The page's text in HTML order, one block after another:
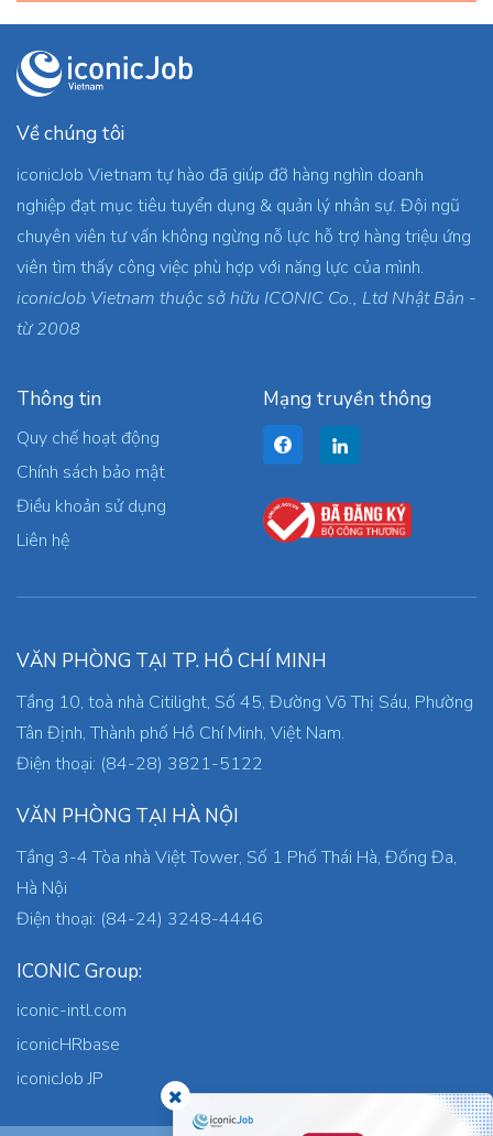
Về chúng tôi
iconicJob Vietnam tự hào đã giúp đỡ hàng nghìn doanh
nghiệp đạt mục tiêu tuyển dụng & quản lý nhân sự. Đội ngũ
chuyên viên tư vấn không ngừng nỗ lực hỗ trợ hàng triệu ứng
viên tìm thấy công việc phù hợp với năng lực của mình.
iconicJob Vietnam thuộc sở hữu ICONIC Co., Ltd Nhật Bản -
từ 2008
Thông tin
Quy chế hoạt động
Chính sách bảo mật
Điều khoản sử dụng
Liên hệ
Mạng truyền thông
VĂN PHÒNG TẠI TP. HỒ CHÍ MINH
Tầng 10, toà nhà Citilight, Số 45, Đường Võ Thị Sáu, Phường
Tân Định, Thành phố Hồ Chí Minh, Việt Nam.
Điện thoại: (84-28) 3821-5122
VĂN PHÒNG TẠI HÀ NỘI
Tầng 3-4 Tòa nhà Việt Tower, Số 1 Phố Thái Hà, Đống Đa,
Hà Nội
Điện thoại: (84-24) 3248-4446
ICONIC Group:
iconic-intl.com
iconicHRbase
iconicJob JP